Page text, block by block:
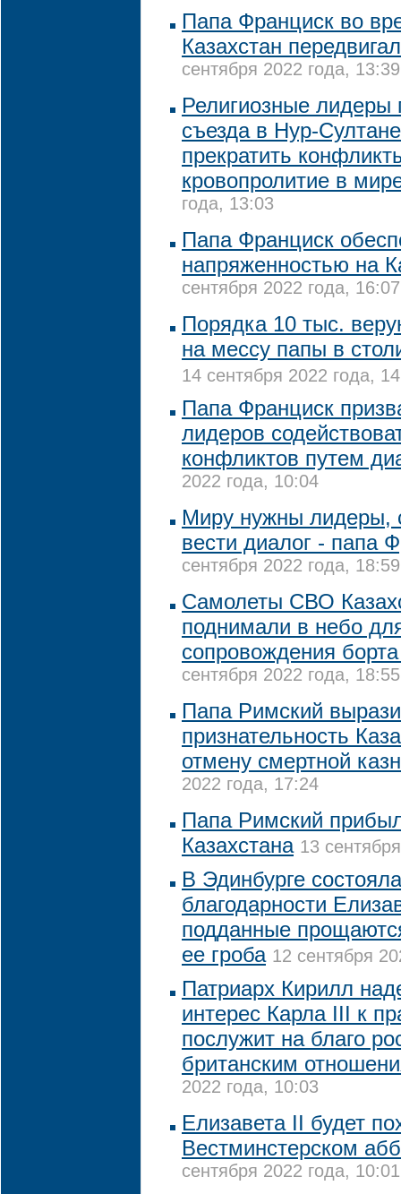
Папа Франциск во
Казахстан
сентября 2022 года, 13:39
Религиозные лидеры
съезда в Нур-
прекратить
кровопролитие в
года, 13:03
Папа Франциск
напряженностью на
сентября 2022 года, 16:07
Порядка 10 тыс.
на мессу папы в
14 сентября 2022 года,
Папа Франциск
лидеров
конфликтов путем
2022 года, 10:04
Миру нужны лидеры,
вести диалог - папа
сентября 2022 года, 18:59
Самолеты СВО
поднимали в небо
сопровождения
сентября 2022 года, 18:55
Папа Римский
признательность
отмену смертной
2022 года, 17:24
Папа Римский
Казахстана 13
В Эдинбурге
благодарности
подданные
ее гроба 12 сентября
Патриарх Кирилл
интерес Карла III к
послужит на благо
британским
2022 года, 10:03
Елизавета II будет
Вестминстерском
сентября 2022 года, 10:01